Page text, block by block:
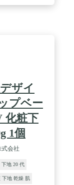
ザイ
プベー
化粧下
1個
会社
下地 20 代
下地 乾燥 肌